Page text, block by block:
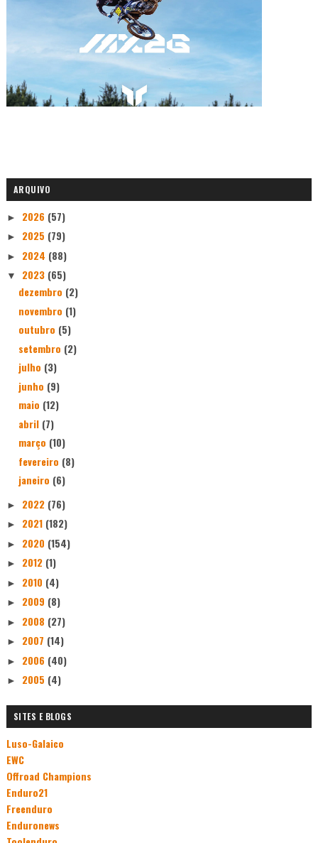
ARQUIVO
► 2026 (57)
► 2025 (79)
► 2024 (88)
▼ 2023 (65)
dezembro (2)
novembro (1)
outubro (5)
setembro (2)
julho (3)
junho (9)
maio (12)
abril (7)
março (10)
fevereiro (8)
janeiro (6)
► 2022 (76)
► 2021 (182)
► 2020 (154)
► 2012 (1)
► 2010 (4)
► 2009 (8)
► 2008 (27)
► 2007 (14)
► 2006 (40)
► 2005 (4)
SITES E BLOGS
Luso-Galaico
EWC
Offroad Champions
Enduro21
Freenduro
Enduronews